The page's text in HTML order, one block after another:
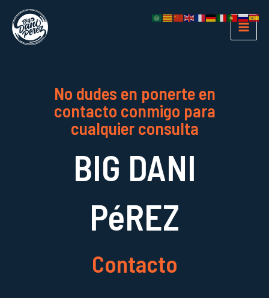
contenido
MAIN
No dudes en ponerte en
contacto conmigo para
cualquier consulta
BIG DANI
PéREZ
Contacto